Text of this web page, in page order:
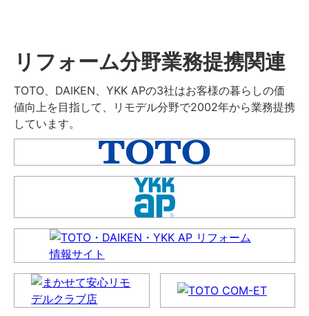
リフォーム分野業務提携関連
TOTO、DAIKEN、YKK APの3社はお客様の暮らしの価
値向上を目指して、リモデル分野で2002年から業務提携
しています。